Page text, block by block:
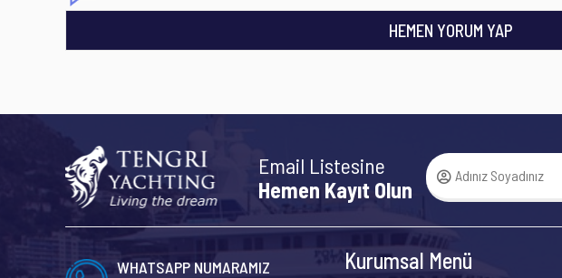
HEMEN YORUM YAP
Email Listesine
Hemen Kayıt Olun
WHATSAPP NUMARAMIZ Kurumsal Menü